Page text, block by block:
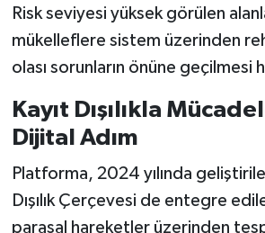
Risk seviyesi yüksek görülen
mükelleflere sistem üzerinden
olası sorunların önüne geçilmesi
Kayıt Dışılıkla
Dijital Adım
Platforma, 2024 yılında
Dışılık Çerçevesi de entegre
parasal hareketler üzerinden